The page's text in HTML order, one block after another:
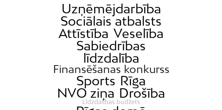
Uzņēmējdarbība
Sociālais atbalsts
Attīstība Veselība
Sabiedrības
līdzdalība
Finansēšanas konkurss
Sports Rīga
NVO ziņa Drošība
Līdzdalības budžets